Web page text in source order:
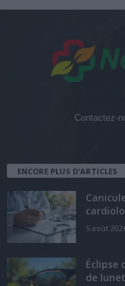
Contactez-
ENCORE PLUS D'ARTICLES
5 août
Éclipse
de